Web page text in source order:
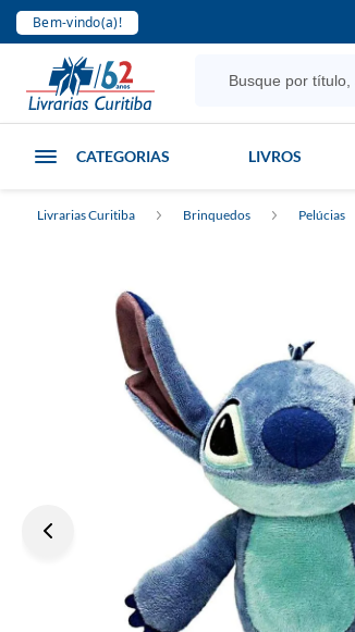
Bem-vindo(a)!
CATEGORIAS LIVROS
Livrarias Curitiba Brinquedos Pelúcias